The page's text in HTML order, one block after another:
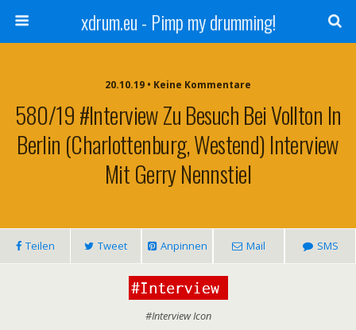
xdrum.eu - Pimp my drumming!
20.10.19 • Keine Kommentare
580/19 #Interview Zu Besuch Bei Vollton In
Berlin (Charlottenburg, Westend) Interview
Mit Gerry Nennstiel
Teilen Tweet Anpinnen Mail SMS
#Interview Icon